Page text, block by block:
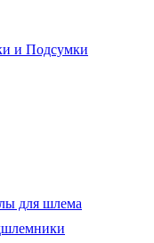
и Подсумки
для шлема